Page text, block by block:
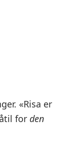
«Risa er
for den